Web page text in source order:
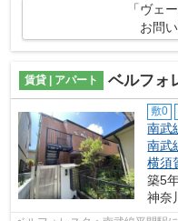
「ヴェ
お問
賃貸 | アパート ベルフォ
敷0
南武
南武
横須
築5
神奈